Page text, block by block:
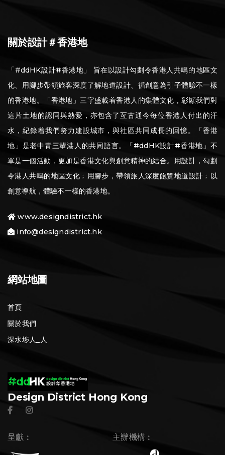
關於設計＃香港地
「#ddHK設計#香港地」 旨在以設計勾劃令香港人共鳴的地區文
化、用腳步帶領旅客深度了解地道設計、循創意為引子體驗不一樣
的香港地。「香港地」三字盛載着香港人的集體文化，彰顯我們對
這片土地的認同與熱愛，亦包含了亙古通今每位香港人付出的汗
水，紀錄着我們努力建設城市，與社區共同成長的回憶。「香港
地」是老中青三輩港人的共同語言。「#ddHK設計#香港地」不
單是一個活動，更加是香港文化與創意精神的結合。用設計，勾劃
令港人共鳴的地區文化﹔用腳步，帶領旅人深度飽覽地道設計﹔以
創意導航，體驗不一樣的香港地。
www.designdistrict.hk
info@designdistrict.hk
網站地圖
首頁
關於我們
深水埗人_人
Design District Hong Kong
呈獻︰ 主辦機構︰